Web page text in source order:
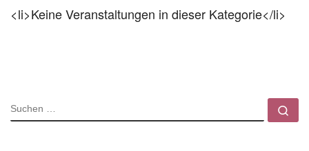
<li>Keine Veranstaltungen in dieser Kategorie</li>
SUCHE